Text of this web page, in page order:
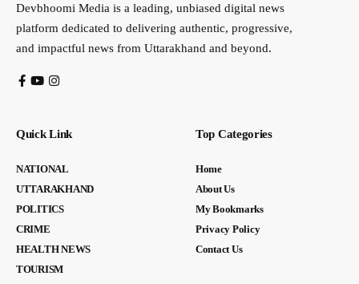
Devbhoomi Media is a leading, unbiased digital news
platform dedicated to delivering authentic, progressive,
and impactful news from Uttarakhand and beyond.
Quick Link
NATIONAL
UTTARAKHAND
POLITICS
CRIME
HEALTH NEWS
TOURISM
Top Categories
Home
About Us
My Bookmarks
Privacy Policy
Contact Us